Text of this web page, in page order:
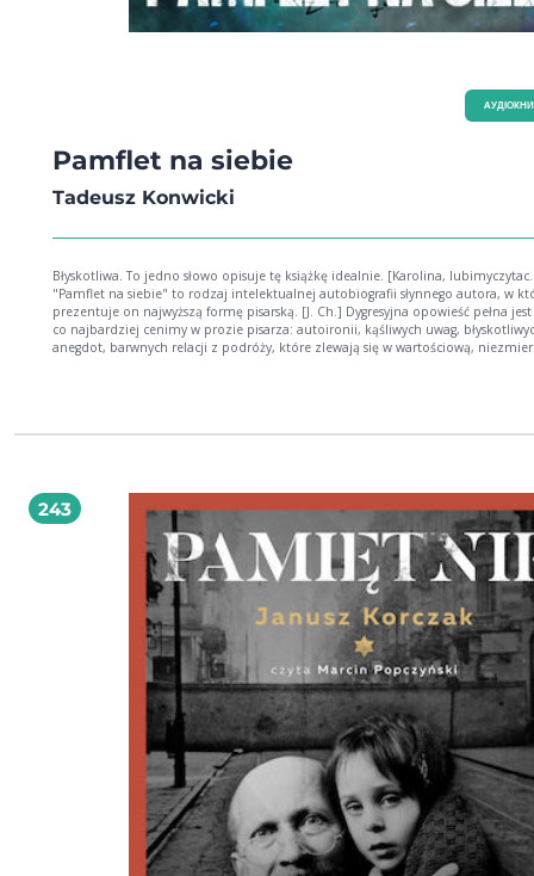
Pamflet na siebie
Tadeusz Konwicki
Błyskotliwa. To jedno słowo opisuje tę książkę idealnie. [Karolina,
"Pamflet na siebie" to rodzaj intelektualnej autobiografii słynnego autora, w
prezentuje on najwyższą formę pisarską. [J. Ch.] Dygresyjna opowieść pełna jest tego,
co najbardziej cenimy w prozie pisarza: autoironii, kąśliwych uwag,
anegdot, barwnych relacji z podróży, które zlewają się w wartościową,
której kłania się zacny doktor Alzheimer". Co więcej, tworzył ją podobno z
okładki: Olga Bołdok na podstawie grafiki Tadeusza Konwickiego.
243